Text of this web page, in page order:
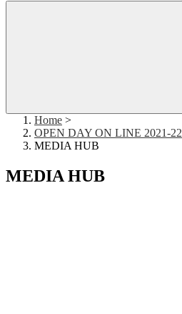
Home >
OPEN DAY ON LINE 2021-22
MEDIA HUB
MEDIA HUB